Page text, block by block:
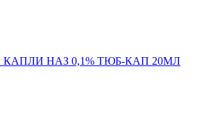
НАЗ 0,1% ТЮБ-КАП 20МЛ